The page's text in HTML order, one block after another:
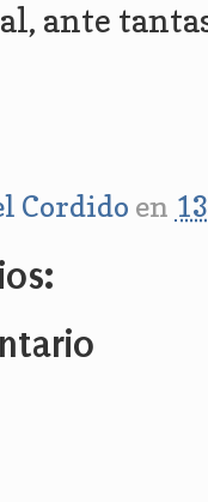
ante
Cordido en